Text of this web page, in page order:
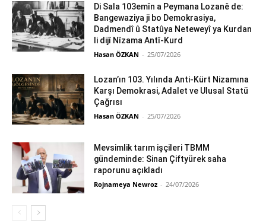
Di Sala 103emîn a Peymana Lozanê de:
Bangewaziya ji bo Demokrasiya,
Dadmendî û Statûya Neteweyî ya Kurdan
li dijî Nîzama Antî-Kurd
Hasan ÖZKAN - 25/07/2026
Lozan’ın 103. Yılında Anti-Kürt Nizamına
Karşı Demokrasi, Adalet ve Ulusal Statü
Çağrısı
Hasan ÖZKAN - 25/07/2026
Mevsimlik tarım işçileri TBMM
gündeminde: Sinan Çiftyürek saha
raporunu açıkladı
Rojnameya Newroz - 24/07/2026